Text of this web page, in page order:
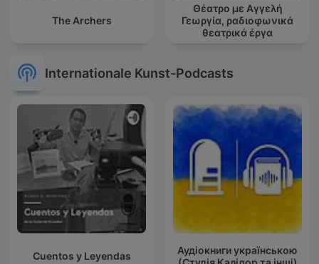
The Archers
Θέατρο με Αγγελή
Γεωργία, ραδιοφωνικά
θεατρικά έργα
Internationale Kunst-Podcasts
Cuentos y Leyendas
Аудіокниги українською